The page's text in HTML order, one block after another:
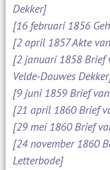
Dekker]
[16 februari 1856
[2 april 1857 Akte
[2 januari 1858 Brief
Velde-Douwes
[9 juni 1859 Brief van
[21 april 1860 Brief
[29 mei 1860 Brief
[24 november 1860
Letterbode]